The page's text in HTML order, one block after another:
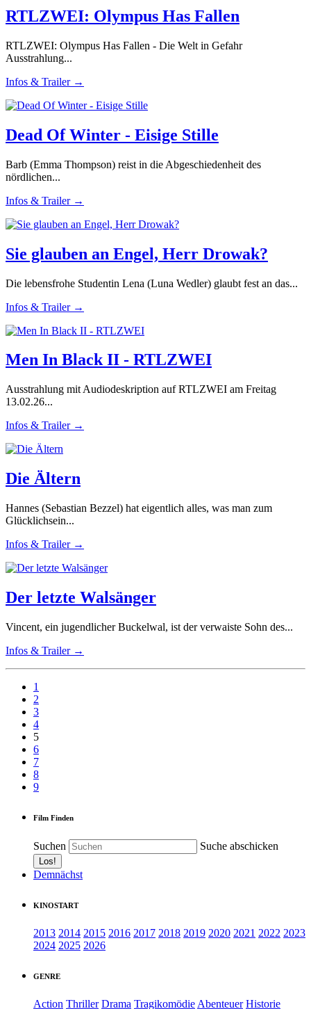
RTLZWEI: Olympus Has Fallen
RTLZWEI: Olympus Has Fallen - Die Welt in Gefahr
Ausstrahlung...
Infos & Trailer →
Dead Of Winter - Eisige Stille
Barb (Emma Thompson) reist in die Abgeschiedenheit des
nördlichen...
Infos & Trailer →
Sie glauben an Engel, Herr Drowak?
Die lebensfrohe Studentin Lena (Luna Wedler) glaubt fest an das...
Infos & Trailer →
Men In Black II - RTLZWEI
Ausstrahlung mit Audiodeskription auf RTLZWEI am Freitag
13.02.26...
Infos & Trailer →
Die Ältern
Hannes (Sebastian Bezzel) hat eigentlich alles, was man zum
Glücklichsein...
Infos & Trailer →
Der letzte Walsänger
Vincent, ein jugendlicher Buckelwal, ist der verwaiste Sohn des...
Infos & Trailer →
1
2
3
4
5
6
7
8
9
Film Finden
Suchen Suche abschicken
Demnächst
KINOSTART
2013 2014 2015 2016 2017 2018 2019 2020 2021 2022 2023
2024 2025 2026
GENRE
Action Thriller Drama Tragikomödie Abenteuer Historie